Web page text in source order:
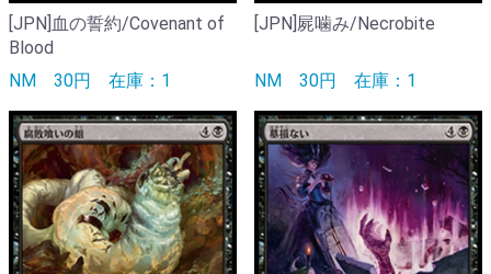
[JPN]血の誓約/Covenant of
Blood
NM 30円 在庫：1
[JPN]屍噛み/Necrobite
NM 30円 在庫：1